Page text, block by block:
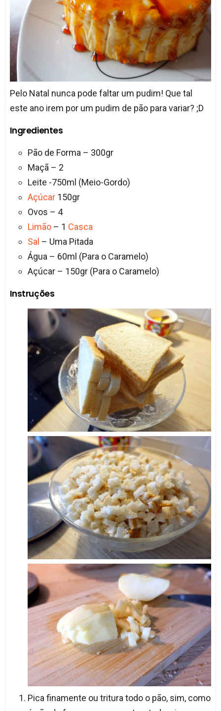
Pelo Natal nunca pode faltar um pudim! Que tal
este ano irem por um pudim de pão para variar? ;D
Ingredientes
Pão de Forma – 300gr
Maçã – 2
Leite -750ml (Meio-Gordo)
Açúcar150gr
Ovos – 4
Limão– 1 Casca
Sal – Uma Pitada
Água – 60ml (Para o Caramelo)
Açúcar – 150gr (Para o Caramelo)
Instruções
Pica finamente ou tritura todo o pão, sim, como